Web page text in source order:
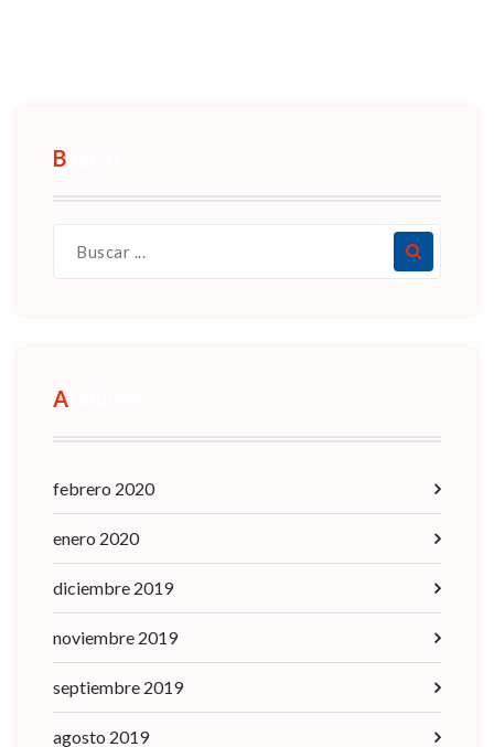
febrero 2020
enero 2020
diciembre 2019
noviembre 2019
septiembre 2019
agosto 2019